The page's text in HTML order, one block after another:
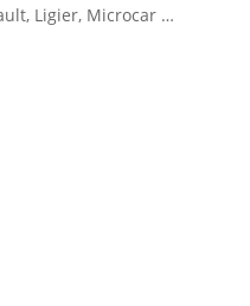
Ligier, Microcar …